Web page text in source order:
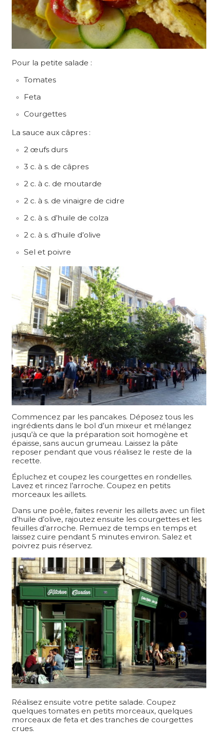
Pour la petite salade :
Tomates
Feta
Courgettes
La sauce aux câpres :
2 œufs durs
3 c. à s. de câpres
2 c. à c. de moutarde
2 c. à s. de vinaigre de cidre
2 c. à s. d’huile de colza
2 c. à s. d’huile d’olive
Sel et poivre
Commencez par les pancakes. Déposez tous les
ingrédients dans le bol d’un mixeur et mélangez
jusqu’à ce que la préparation soit homogène et
épaisse, sans aucun grumeau. Laissez la pâte
reposer pendant que vous réalisez le reste de la
recette.
Épluchez et coupez les courgettes en rondelles.
Lavez et rincez l’arroche. Coupez en petits
morceaux les aillets.
Dans une poêle, faites revenir les aillets avec un filet
d’huile d’olive, rajoutez ensuite les courgettes et les
feuilles d’arroche. Remuez de temps en temps et
laissez cuire pendant 5 minutes environ. Salez et
poivrez puis réservez.
Réalisez ensuite votre petite salade. Coupez
quelques tomates en petits morceaux, quelques
morceaux de feta et des tranches de courgettes
crues.